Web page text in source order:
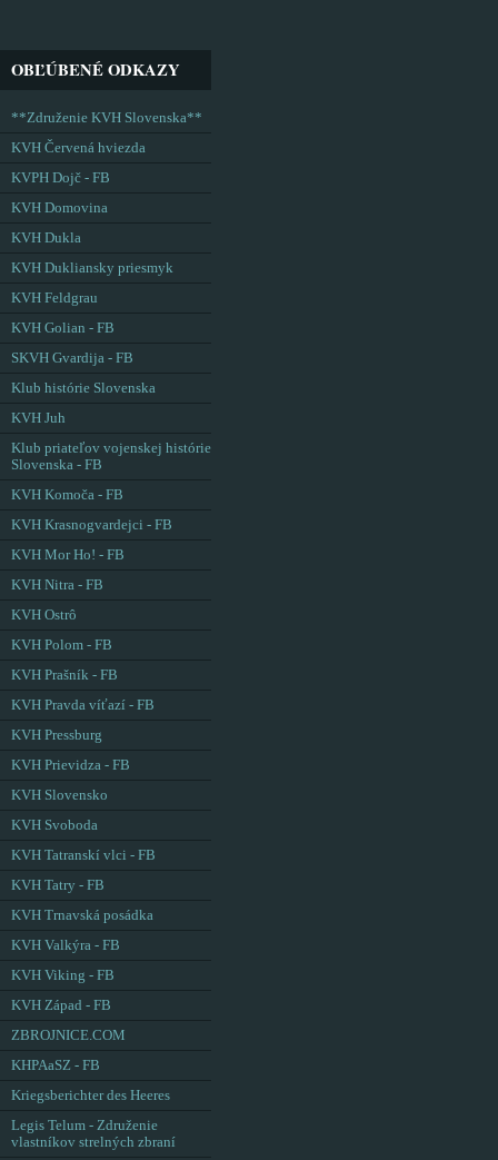
OBĽÚBENÉ ODKAZY
**Združenie KVH Slovenska**
KVH Červená hviezda
KVPH Dojč - FB
KVH Domovina
KVH Dukla
KVH Dukliansky priesmyk
KVH Feldgrau
KVH Golian - FB
SKVH Gvardija - FB
Klub histórie Slovenska
KVH Juh
Klub priateľov vojenskej histórie
Slovenska - FB
KVH Komoča - FB
KVH Krasnogvardejci - FB
KVH Mor Ho! - FB
KVH Nitra - FB
KVH Ostrô
KVH Polom - FB
KVH Prašník - FB
KVH Pravda víťazí - FB
KVH Pressburg
KVH Prievidza - FB
KVH Slovensko
KVH Svoboda
KVH Tatranskí vlci - FB
KVH Tatry - FB
KVH Trnavská posádka
KVH Valkýra - FB
KVH Viking - FB
KVH Západ - FB
ZBROJNICE.COM
KHPAaSZ - FB
Kriegsberichter des Heeres
Legis Telum - Združenie
vlastníkov strelných zbraní